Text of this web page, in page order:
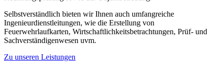
Selbstverständlich bieten wir Ihnen auch umfangreiche
Ingenieurdienstleitungen, wie die Erstellung von
Feuerwehrlaufkarten, Wirtschaftlichkeitsbetrachtungen, Prüf- und
Sachverständigenwesen uvm.
Zu unseren Leistungen